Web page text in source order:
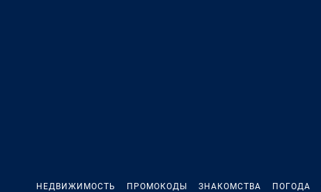
НЕДВИЖИМОСТЬ ПРОМОКОДЫ ЗНАКОМСТВА ПОГОДА